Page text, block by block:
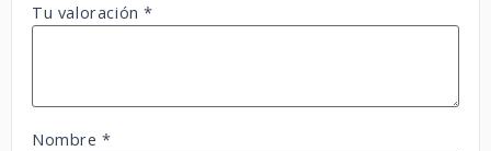
Tu valoración*
Nombre*